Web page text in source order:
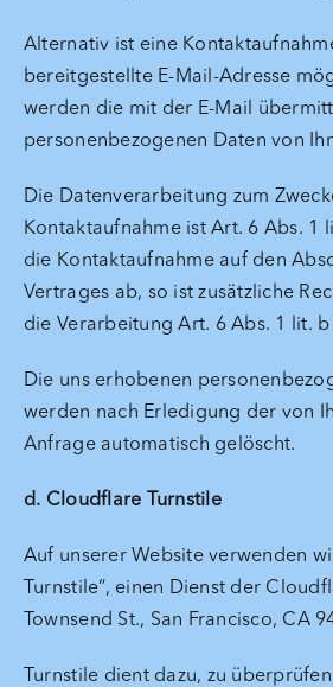
Alternativ ist eine
bereitgestellte E-Mail-Adresse
werden die mit der E-Mail
personenbezogenen Daten von
Die Datenverarbeitung zum
Kontaktaufnahme ist Art. 6 Abs. 1
die Kontaktaufnahme auf den
Vertrages ab, so ist zusätzliche
die Verarbeitung Art. 6 Abs. 1 lit. b
Die uns erhobenen
werden nach Erledigung der von
Anfrage automatisch gelöscht.
d. Cloudflare Turnstile
Auf unserer Website verwenden
Turnstile“, einen Dienst der
Townsend St., San Francisco, CA
Turnstile dient dazu, zu